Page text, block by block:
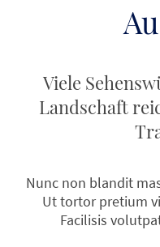
Viele
Landschaft
Nunc non blandit
Ut tortor pretium
Facilisis